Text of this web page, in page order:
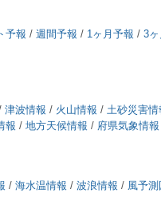
予報 / 週間予報 / 1ヶ月予報 / 3
津波情報 / 火山情報 / 土砂災害情
報 / 地方天候情報 / 府県気象情報
/ 海水温情報 / 波浪情報 / 風予測